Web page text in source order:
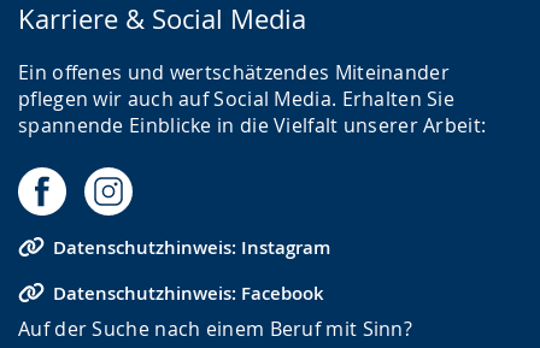
Karriere & Social Media
Ein offenes und wertschätzendes Miteinander
pflegen wir auch auf Social Media. Erhalten Sie
spannende Einblicke in die Vielfalt unserer Arbeit:
Datenschutzhinweis: Instagram
Datenschutzhinweis: Facebook
Auf der Suche nach einem Beruf mit Sinn?